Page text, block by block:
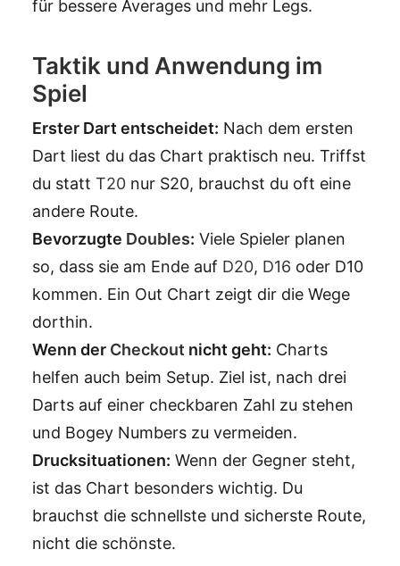
für bessere Averages und mehr Legs.
Taktik und Anwendung im
Spiel
Erster Dart entscheidet: Nach dem ersten
Dart liest du das Chart praktisch neu. Triffst
du statt T20 nur S20, brauchst du oft eine
andere Route.
Bevorzugte Doubles: Viele Spieler planen
so, dass sie am Ende auf D20, D16 oder D10
kommen. Ein Out Chart zeigt dir die Wege
dorthin.
Wenn der Checkout nicht geht: Charts
helfen auch beim Setup. Ziel ist, nach drei
Darts auf einer checkbaren Zahl zu stehen
und Bogey Numbers zu vermeiden.
Drucksituationen: Wenn der Gegner steht,
ist das Chart besonders wichtig. Du
brauchst die schnellste und sicherste Route,
nicht die schönste.